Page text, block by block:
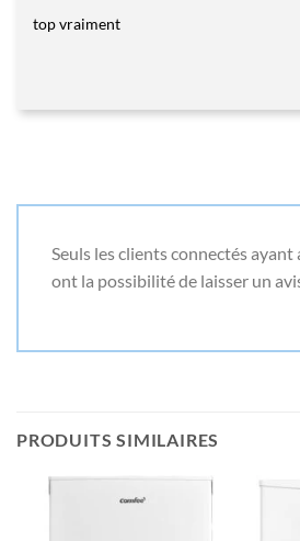
5top vraiment
Seuls les clients connectés
ont la possibilité de laisser un
PRODUITS SIMILAIRES